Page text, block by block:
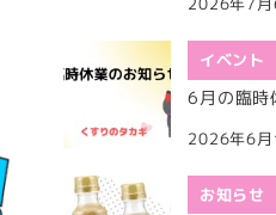
イベント
6月の臨時
2026年6月
お知らせ